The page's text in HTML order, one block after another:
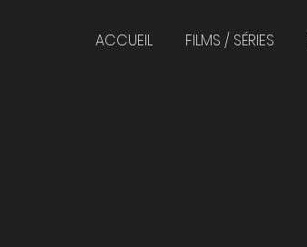
ACCUEIL FILMS / SÉRIES